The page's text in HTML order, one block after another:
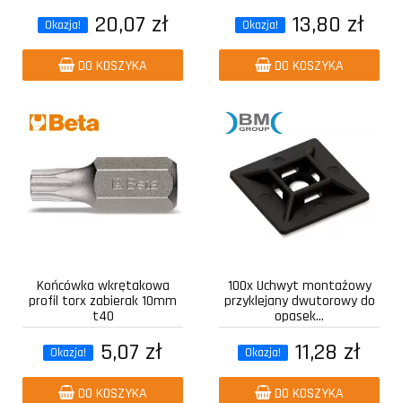
Okazja! 20,07 zł
DO KOSZYKA
Okazja! 13,80 zł
DO KOSZYKA
Końcówka wkrętakowa
profil torx zabierak 10mm
t40
Okazja! 5,07 zł
DO KOSZYKA
100x Uchwyt montażowy
przyklejany dwutorowy do
opasek...
Okazja! 11,28 zł
DO KOSZYKA